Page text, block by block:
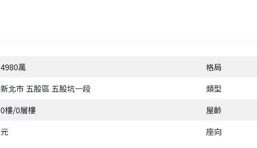
4980萬
格局
新北市 五股區 五股坑一段
類型
0樓/0層樓
屋齡
元 座向